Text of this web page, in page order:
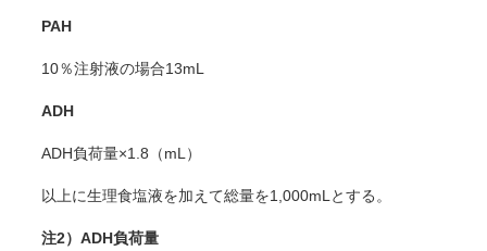
PAH
10％注射液の場合13mL
ADH
ADH負荷量×1.8（mL）
以上に生理食塩液を加えて総量を1,000mLとする。
注2）ADH負荷量